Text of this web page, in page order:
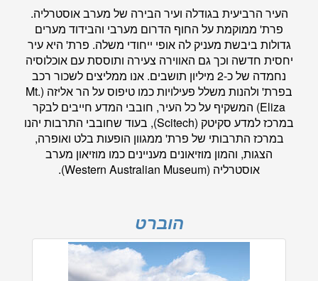
העיר הרביעית בגודלה ועיר הבירה של מערב אוסטרליה.
פרת' ממוקמת על החוף הדרום מערבי והבידוד מערים
גדולות ביבשת מעניק לה אופי ייחודי משלה. פרת' היא עיר
יחסית חדשה וכך גם האווירה צעירה ותוססת עם אוכלוסיה
נחמדה של כ-2 מיליון תושבים. אנו ממליצים לשכור רכב
בפרת' ולהנות משלל פעילויות כמו טיפוס על הר אליזה (Mt.
Eliza) המשקיף על כל העיר, חובבי המדע חייבים לבקר
במרכז למדע סקיטק (Scitech), בעוד שחובבי התרבות יהנו
במרכז התרבותי של פרת' ממגוון הופעות בלט ואופרה,
הצגות, והמון מוזיאונים מעניינים כמו מוזיאון מערב
אוסטרליה (Western Australian Museum).
הוברט